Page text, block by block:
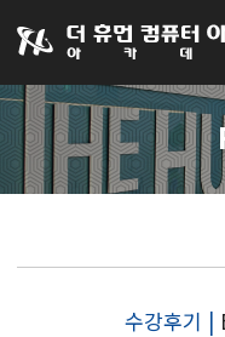
031-252-7277
수강후기 |
아카데미소개
인사말
오시는길